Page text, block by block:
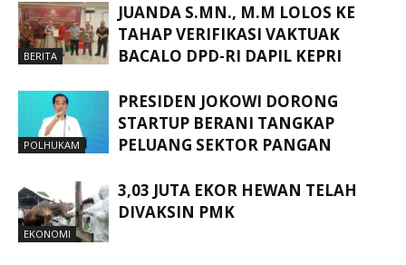
BERITA
JUANDA S.MN., M.M LOLOS KE
TAHAP VERIFIKASI VAKTUAK
BACALO DPD-RI DAPIL KEPRI
POLHUKAM
PRESIDEN JOKOWI DORONG
STARTUP BERANI TANGKAP
PELUANG SEKTOR PANGAN
EKONOMI
3,03 JUTA EKOR HEWAN TELAH
DIVAKSIN PMK